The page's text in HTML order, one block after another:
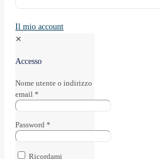
Il mio account
✕
Accesso
Nome utente o indirizzo
email*
Password*
Ricordami